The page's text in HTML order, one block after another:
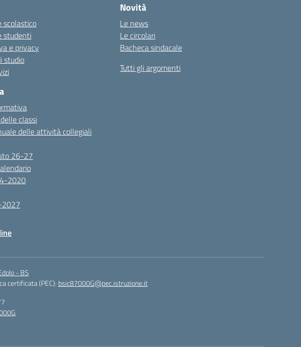
scolastico
studenti
e privacy
studio
classi
delle attività collegiali
26-27
2020
Novità
Le news
Le circolari
Bacheca sindacale
Tutti gli argomenti
- BS
certificata (PEC): bsic87000G@pec.istruzione.it